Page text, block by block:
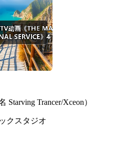
Starving Trancer/Xceon）
クスタジオ